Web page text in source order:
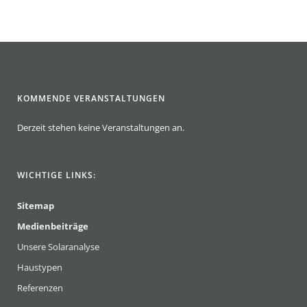
KOMMENDE VERANSTALTUNGEN
Derzeit stehen keine Veranstaltungen an.
WICHTIGE LINKS:
Sitemap
Medienbeiträge
Unsere Solaranalyse
Haustypen
Referenzen